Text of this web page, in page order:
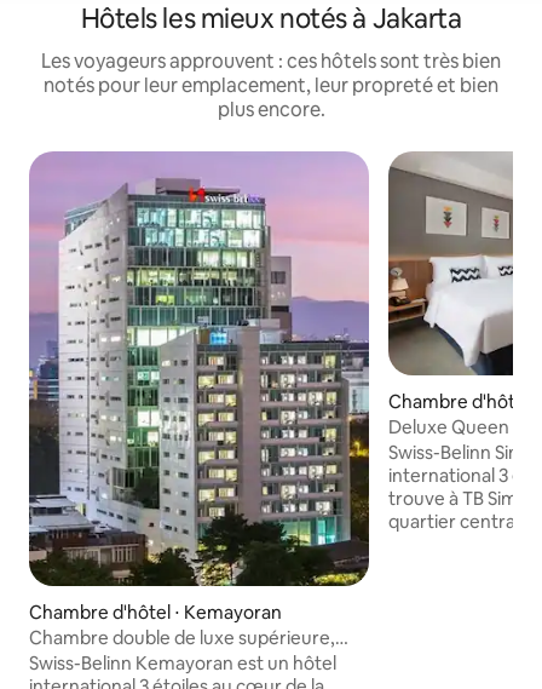
Hôtels les mieux notés à Jakarta
Les voyageurs approuvent : ces hôtels sont très bien
notés pour leur emplacement, leur propreté et bien
plus encore.
Chambre d'hôtel ⋅ Kemayoran
Chambre double de luxe supérieure,
près de Jiexpo
Swiss-Belinn Kemayoran est un hôtel
Chambre d'hôtel
akarta Selatan
Deluxe Queen -
Swiss-Belinn
international 3
trouve à TB
quartier central